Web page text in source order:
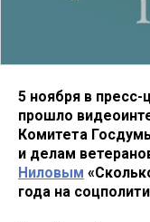
5 ноября в пресс-
прошло
Комитета
и делам
Ниловым
года на